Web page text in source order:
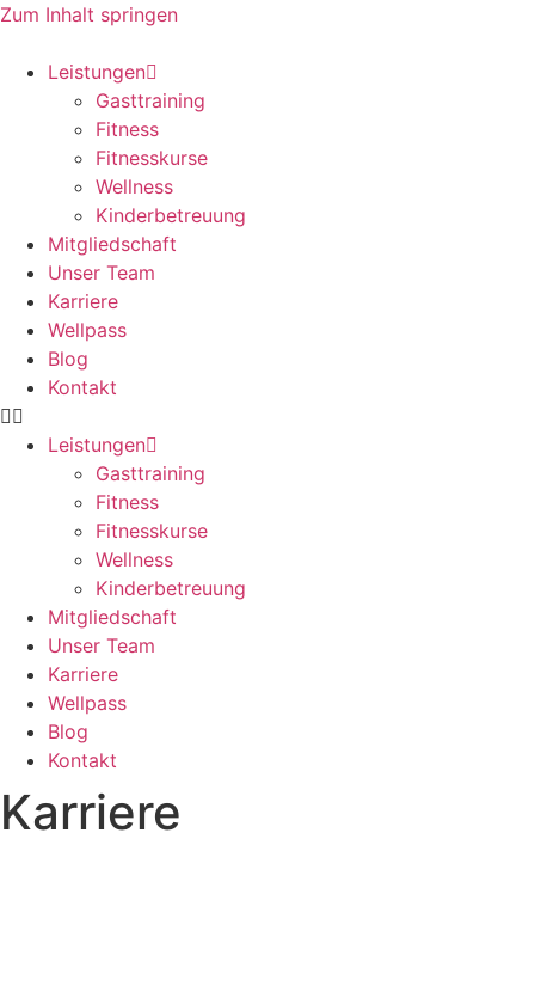
Zum Inhalt springen
Leistungen
Gasttraining
Fitness
Fitnesskurse
Wellness
Kinderbetreuung
Mitgliedschaft
Unser Team
Karriere
Wellpass
Blog
Kontakt
Leistungen
Gasttraining
Fitness
Fitnesskurse
Wellness
Kinderbetreuung
Mitgliedschaft
Unser Team
Karriere
Wellpass
Blog
Kontakt
Karriere